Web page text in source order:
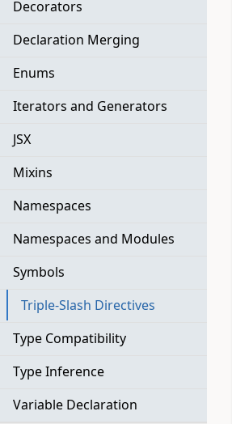
Decorators
Declaration Merging
Enums
Iterators and Generators
JSX
Mixins
Namespaces
Namespaces and Modules
Symbols
Triple-Slash Directives
Type Compatibility
Type Inference
Variable Declaration